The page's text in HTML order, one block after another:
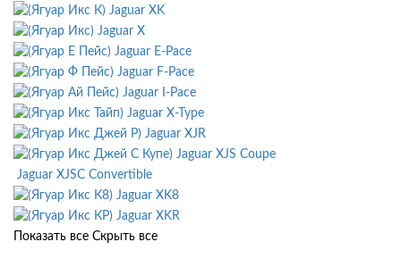
Jaguar XK
Jaguar X
Jaguar E-Pace
Jaguar F-Pace
Jaguar I-Pace
Jaguar X-Type
Jaguar XJR
Jaguar XJS Coupe
Jaguar XJSC Convertible
Jaguar XK8
Jaguar XKR
Показать все Скрыть все